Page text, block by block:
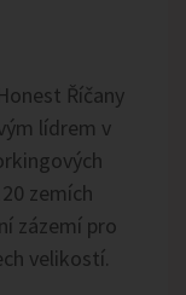
Říčany
lídrem v
zázemí pro
velikostí.